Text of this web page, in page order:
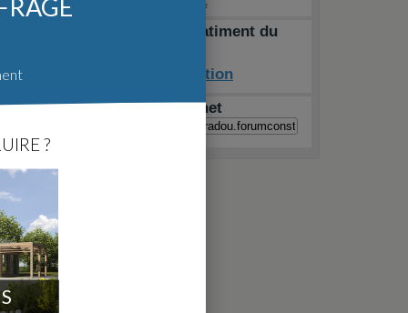
450m²
Entreprise du batiment du
Sud Tradition
Raccourci internet
?